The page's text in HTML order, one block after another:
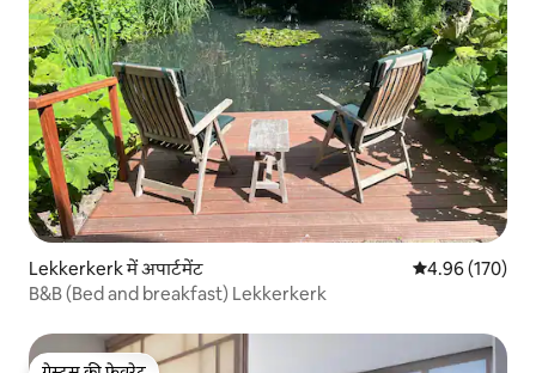
Lekkerkerk में अपार्टमेंट औसत रेटिंग 5 में से
4.96 (170)
B&B (Bed and breakfast) Lekkerkerk